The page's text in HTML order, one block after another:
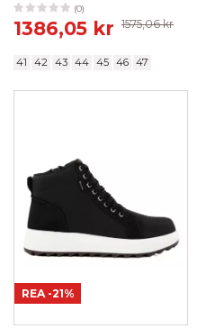
(0)
1386,05 kr 1575,06 kr
41 42 43 44 45 46 47
REA -21%